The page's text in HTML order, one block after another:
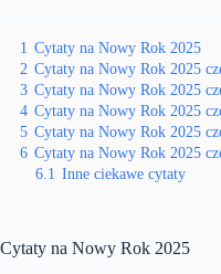
1 Cytaty na Nowy Rok 2025
2 Cytaty na Nowy Rok 2025
3 Cytaty na Nowy Rok 2025
4 Cytaty na Nowy Rok 2025
5 Cytaty na Nowy Rok 2025
6 Cytaty na Nowy Rok 2025
6.1 Inne ciekawe cytaty
Cytaty na Nowy Rok 2025